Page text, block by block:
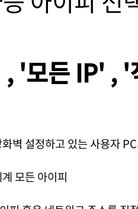
'모든 IP' , '
벽 설정하고 있는 사용자
모든 아이피